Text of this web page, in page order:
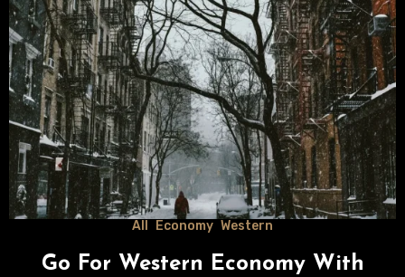
All Economy Western
Go For Western Economy With